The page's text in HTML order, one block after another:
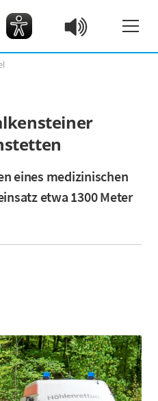
eines medizinischen
etwa 1300 Meter